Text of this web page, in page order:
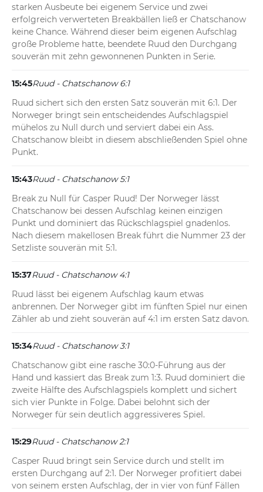
starken Ausbeute bei eigenem Service und zwei
erfolgreich verwerteten Breakbällen ließ er Chatschanow
keine Chance. Während dieser beim eigenen Aufschlag
große Probleme hatte, beendete Ruud den Durchgang
souverän mit zehn gewonnenen Punkten in Serie.
15:45Ruud - Chatschanow 6:1
Ruud sichert sich den ersten Satz souverän mit 6:1. Der
Norweger bringt sein entscheidendes Aufschlagspiel
mühelos zu Null durch und serviert dabei ein Ass.
Chatschanow bleibt in diesem abschließenden Spiel ohne
Punkt.
15:43Ruud - Chatschanow 5:1
Break zu Null für Casper Ruud! Der Norweger lässt
Chatschanow bei dessen Aufschlag keinen einzigen
Punkt und dominiert das Rückschlagspiel gnadenlos.
Nach diesem makellosen Break führt die Nummer 23 der
Setzliste souverän mit 5:1.
15:37Ruud - Chatschanow 4:1
Ruud lässt bei eigenem Aufschlag kaum etwas
anbrennen. Der Norweger gibt im fünften Spiel nur einen
Zähler ab und zieht souverän auf 4:1 im ersten Satz davon.
15:34Ruud - Chatschanow 3:1
Chatschanow gibt eine rasche 30:0-Führung aus der
Hand und kassiert das Break zum 1:3. Ruud dominiert die
zweite Hälfte des Aufschlagspiels komplett und sichert
sich vier Punkte in Folge. Dabei belohnt sich der
Norweger für sein deutlich aggressiveres Spiel.
15:29Ruud - Chatschanow 2:1
Casper Ruud bringt sein Service durch und stellt im
ersten Durchgang auf 2:1. Der Norweger profitiert dabei
von seinem ersten Aufschlag, der in vier von fünf Fällen